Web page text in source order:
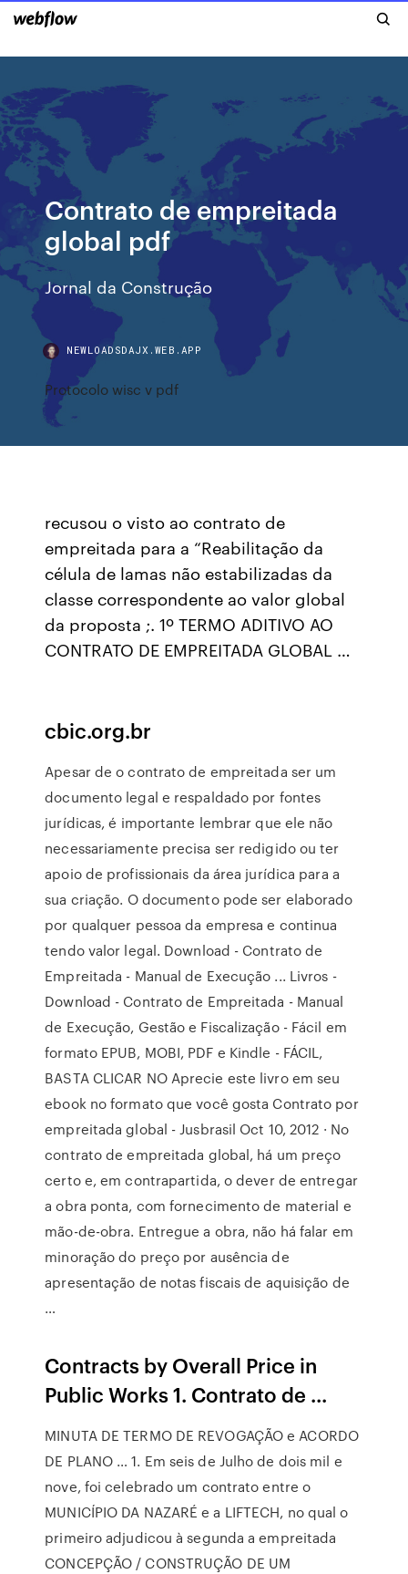
Contrato de empreitada
global pdf
Jornal da Construção
NEWLOADSDAJX.WEB.APP
Protocolo wisc v pdf
recusou o visto ao contrato de
empreitada para a “Reabilitação da
célula de lamas não estabilizadas da
classe correspondente ao valor global
da proposta ;. 1º TERMO ADITIVO AO
CONTRATO DE EMPREITADA GLOBAL …
cbic.org.br
Apesar de o contrato de empreitada ser um
documento legal e respaldado por fontes
jurídicas, é importante lembrar que ele não
necessariamente precisa ser redigido ou ter
apoio de profissionais da área jurídica para a
sua criação. O documento pode ser elaborado
por qualquer pessoa da empresa e continua
tendo valor legal. Download - Contrato de
Empreitada - Manual de Execução ... Livros -
Download - Contrato de Empreitada - Manual
de Execução, Gestão e Fiscalização - Fácil em
formato EPUB, MOBI, PDF e Kindle - FÁCIL,
BASTA CLICAR NO Aprecie este livro em seu
ebook no formato que você gosta Contrato por
empreitada global - Jusbrasil Oct 10, 2012 · No
contrato de empreitada global, há um preço
certo e, em contrapartida, o dever de entregar
a obra ponta, com fornecimento de material e
mão-de-obra. Entregue a obra, não há falar em
minoração do preço por ausência de
apresentação de notas fiscais de aquisição de
…
Contracts by Overall Price in
Public Works 1. Contrato de ...
MINUTA DE TERMO DE REVOGAÇÃO e ACORDO
DE PLANO … 1. Em seis de Julho de dois mil e
nove, foi celebrado um contrato entre o
MUNICÍPIO DA NAZARÉ e a LIFTECH, no qual o
primeiro adjudicou à segunda a empreitada
CONCEPÇÃO / CONSTRUÇÃO DE UM